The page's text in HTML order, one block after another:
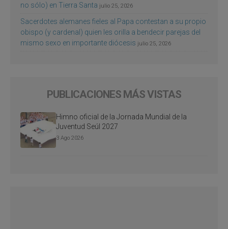
no sólo) en Tierra Santa julio 25, 2026
Sacerdotes alemanes fieles al Papa contestan a su propio
obispo (y cardenal) quien les orilla a bendecir parejas del
mismo sexo en importante diócesis julio 25, 2026
PUBLICACIONES MÁS VISTAS
Himno oficial de la Jornada Mundial de la
Juventud Seúl 2027
3 Ago 2026